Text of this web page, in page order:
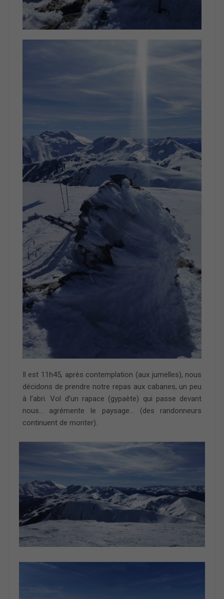
Il est 11h45, après contemplation (aux jumelles), nous
décidons de prendre notre repas aux cabanes, un peu
à l’abri. Vol d’un rapace (gypaète) qui passe devant
nous… agrémente le paysage… (des randonneurs
continuent de monter).